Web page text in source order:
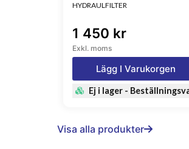
HYDRAULFILTER
1 450 kr
Exkl. moms
Lägg I Varukorgen
Ej i lager -
Visa alla produkter